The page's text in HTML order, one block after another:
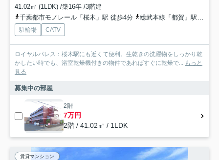
41.02㎡ (1LDK) /築16年 /3階建
千葉都市モノレール「桜木」駅 徒歩4分
総武本線「都賀」駅 徒歩20分
駐輪場 CATV
ロイヤルパレス：桜木駅にも近くて便利。生乾きの洗濯物をしっかり乾
かしたい時でも、浴室乾燥機付きの物件であればすぐに乾燥で... もっと
見る
募集中の部屋
2階
7万円
2階 / 41.02㎡ / 1LDK
賃貸マンション